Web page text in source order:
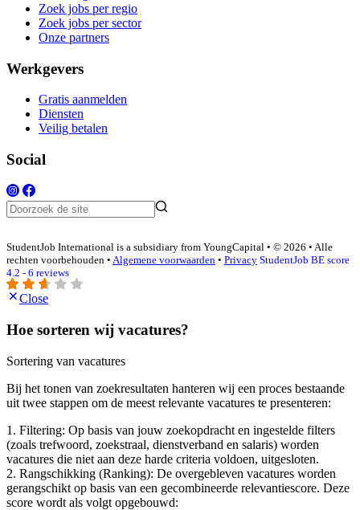
Zoek jobs per regio
Zoek jobs per sector
Onze partners
Werkgevers
Gratis aanmelden
Diensten
Veilig betalen
Social
StudentJob International is a subsidiary from YoungCapital • © 2026 • Alle
rechten voorbehouden • Algemene voorwaarden • Privacy StudentJob BE score
4.2 - 6 reviews
Close
Hoe sorteren wij vacatures?
Sortering van vacatures
Bij het tonen van zoekresultaten hanteren wij een proces bestaande
uit twee stappen om de meest relevante vacatures te presenteren:
1. Filtering: Op basis van jouw zoekopdracht en ingestelde filters
(zoals trefwoord, zoekstraal, dienstverband en salaris) worden
vacatures die niet aan deze harde criteria voldoen, uitgesloten.
2. Rangschikking (Ranking): De overgebleven vacatures worden
gerangschikt op basis van een gecombineerde relevantiescore. Deze
score wordt als volgt opgebouwd: